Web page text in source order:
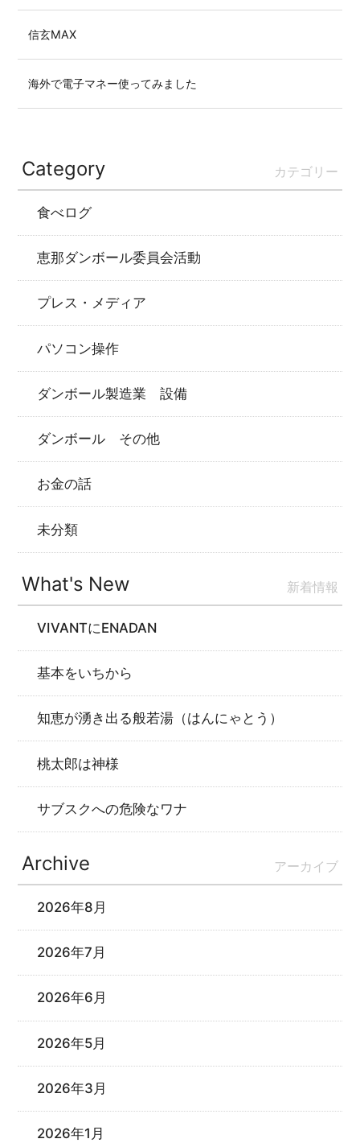
信玄MAX
海外で電子マネー使ってみました
Category カテゴリー
食べログ
恵那ダンボール委員会活動
プレス・メディア
パソコン操作
ダンボール製造業 設備
ダンボール その他
お金の話
未分類
What's New 新着情報
VIVANTにENADAN
基本をいちから
知恵が湧き出る般若湯（はんにゃとう）
桃太郎は神様
サブスクへの危険なワナ
Archive アーカイブ
2026年8月
2026年7月
2026年6月
2026年5月
2026年3月
2026年1月